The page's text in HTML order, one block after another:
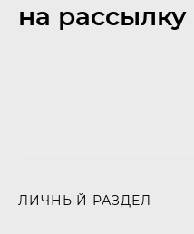
на рассылку
ЛИЧНЫЙ РАЗДЕЛ